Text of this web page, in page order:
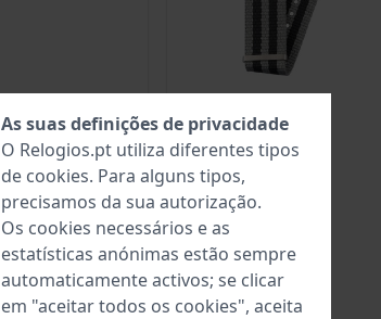
As suas definições de privacidade
O Relogios.pt utiliza diferentes tipos
de cookies. Para alguns tipos,
precisamos da sua autorização.
Os cookies necessários e as
estatísticas anónimas estão sempre
automaticamente activos; se clicar
em "aceitar todos os cookies", aceita